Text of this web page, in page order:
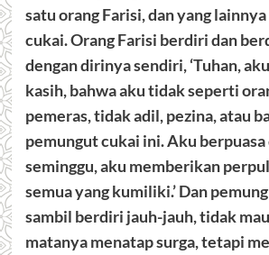
satu orang Farisi, dan yang
cukai. Orang Farisi berdiri dan
dengan dirinya sendiri, ‘Tuhan,
kasih, bahwa aku tidak seperti
pemeras, tidak adil, pezina, atau
pemungut cukai ini. Aku berpuasa
seminggu, aku memberikan
semua yang kumiliki.’ Dan
sambil berdiri jauh-jauh, tidak
matanya menatap surga, tetapi